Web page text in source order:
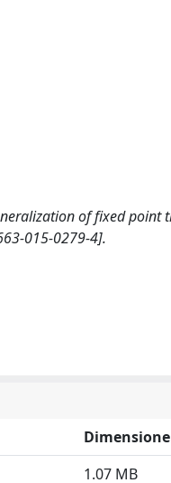
of fixed point
015-0279-4].
Dimensione
1.07 MB